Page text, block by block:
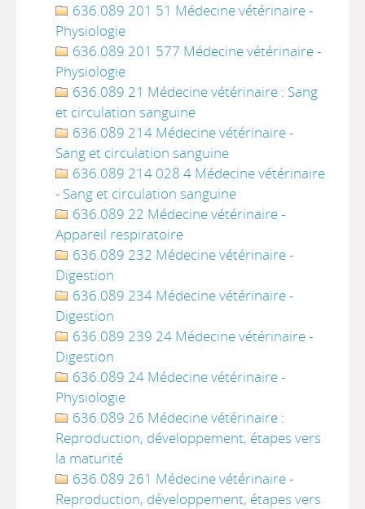
636.089 201 51 Médecine vétérinaire -
Physiologie
636.089 201 577 Médecine vétérinaire -
Physiologie
636.089 21 Médecine vétérinaire : Sang
et circulation sanguine
636.089 214 Médecine vétérinaire -
Sang et circulation sanguine
636.089 214 028 4 Médecine vétérinaire
- Sang et circulation sanguine
636.089 22 Médecine vétérinaire -
Appareil respiratoire
636.089 232 Médecine vétérinaire -
Digestion
636.089 234 Médecine vétérinaire -
Digestion
636.089 239 24 Médecine vétérinaire -
Digestion
636.089 24 Médecine vétérinaire -
Physiologie
636.089 26 Médecine vétérinaire :
Reproduction, développement, étapes vers
la maturité
636.089 261 Médecine vétérinaire -
Reproduction, développement, étapes vers